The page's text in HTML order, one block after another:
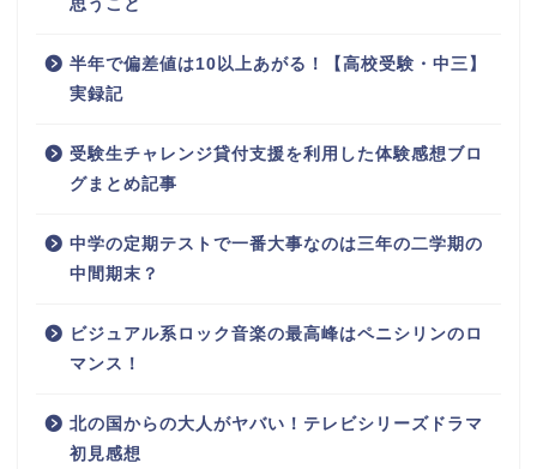
思うこと
半年で偏差値は10以上あがる！【高校受験・中三】
実録記
受験生チャレンジ貸付支援を利用した体験感想ブロ
グまとめ記事
中学の定期テストで一番大事なのは三年の二学期の
中間期末？
ビジュアル系ロック音楽の最高峰はペニシリンのロ
マンス！
北の国からの大人がヤバい！テレビシリーズドラマ
初見感想